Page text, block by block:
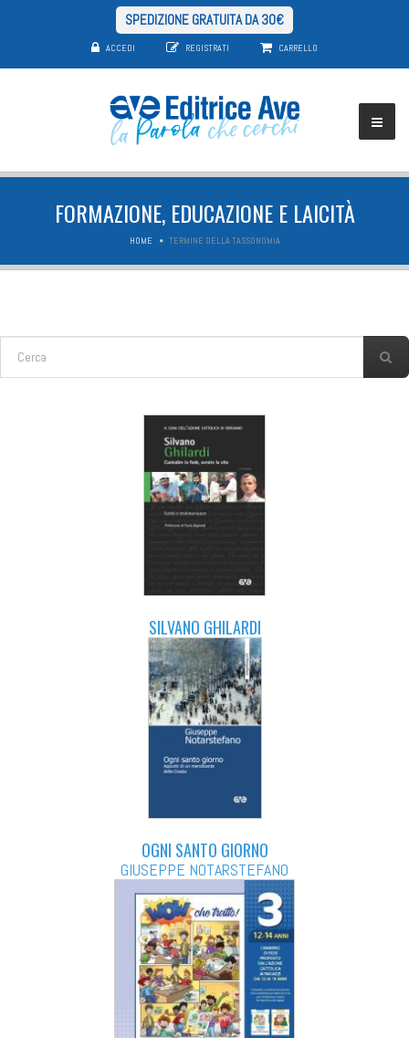
SPEDIZIONE GRATUITA DA 30€
ACCEDI REGISTRATI CARRELLO
FORMAZIONE, EDUCAZIONE E LAICITÀ
HOME TERMINE DELLA TASSONOMIA
FORM DI RICERCA
SILVANO GHILARDI
OGNI SANTO GIORNO
GIUSEPPE NOTARSTEFANO